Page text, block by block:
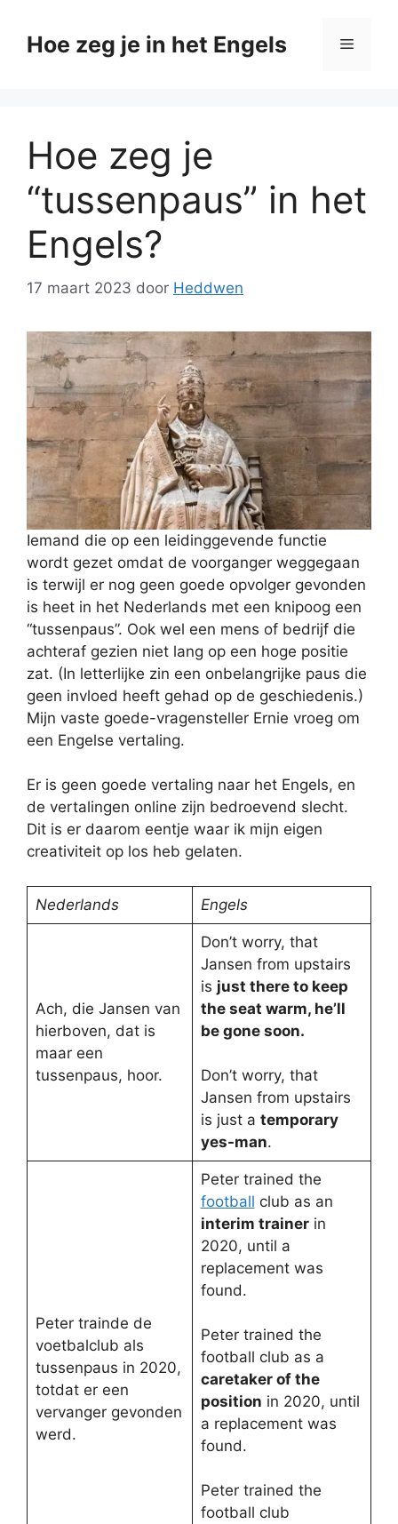
naarHoe zeg je in het Engels Menu
Hoe zeg je
“tussenpaus” in het
Engels?
17 maart 2023 door Heddwen
Iemand die op een leidinggevende functie
wordt gezet omdat de voorganger weggegaan
is terwijl er nog geen goede opvolger gevonden
is heet in het Nederlands met een knipoog een
“tussenpaus”. Ook wel een mens of bedrijf die
achteraf gezien niet lang op een hoge positie
zat. (In letterlijke zin een onbelangrijke paus die
geen invloed heeft gehad op de geschiedenis.)
Mijn vaste goede-vragensteller Ernie vroeg om
een Engelse vertaling.
Er is geen goede vertaling naar het Engels, en
de vertalingen online zijn bedroevend slecht.
Dit is er daarom eentje waar ik mijn eigen
creativiteit op los heb gelaten.
Nederlands Engels
Ach, die Jansen van
hierboven, dat is
maar een
tussenpaus, hoor.
Don’t worry, that
Jansen from upstairs
is just there to keep
the seat warm, he’ll
be gone soon.
Don’t worry, that
Jansen from upstairs
is just a temporary
yes-man.
Peter trainde de
voetbalclub als
tussenpaus in 2020,
totdat er een
vervanger gevonden
werd.
Peter trained the
football club as an
interim trainerin
2020, until a
replacement was
found.
Peter trained the
football club as a
caretaker of the
position in 2020, until
a replacement was
found.
Peter trained the
football club